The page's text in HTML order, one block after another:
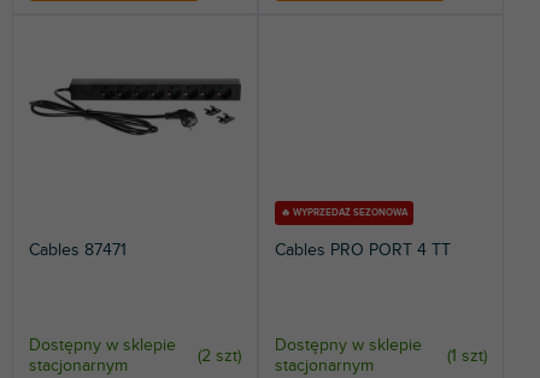
Cables 87471
Dostępny w sklepie
stacjonarnym
(2 szt)
🔥 WYPRZEDAŻ SEZONOWA
Cables PRO PORT 4 TT
Dostępny w sklepie
stacjonarnym
(1 szt)